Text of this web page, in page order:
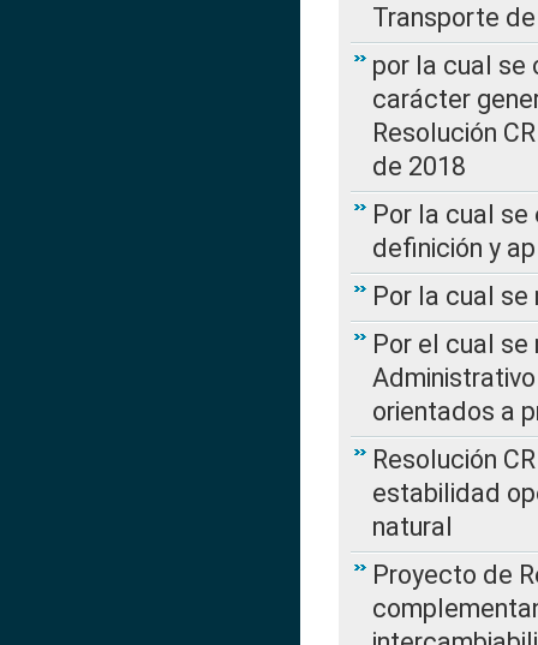
Transporte
por la cual se
carácter
Resolución
de 2018
Por la cual
definición y
Por la cual
Por el cual
orientados a
Resolución
estabilidad
natural
Proyecto de